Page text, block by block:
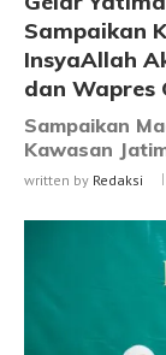
Sampaikan
InsyaAllah
dan Wapres
Sampaikan
Kawasan
written by Redaksi